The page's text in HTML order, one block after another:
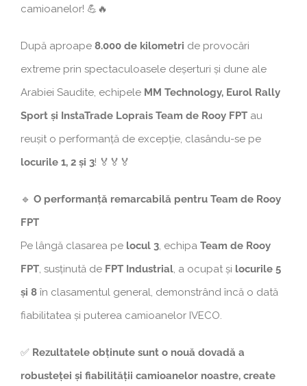
camioanelor! 💪🔥
După aproape 8.000 de kilometri de provocări
extreme prin spectaculoasele deșerturi și dune ale
Arabiei Saudite, echipele MM Technology, Eurol Rally
Sport și InstaTrade Loprais Team de Rooy FPTau
reușit o performanță de excepție, clasându-se pe
locurile 1, 2 și 3! 🏅🏅🏅
🔹 O performanță remarcabilă pentru Team de Rooy
FPT
Pe lângă clasarea pe locul 3, echipa Team de Rooy
FPT, susținută de FPT Industrial, a ocupat și locurile 5
și 8în clasamentul general, demonstrând încă o dată
fiabilitatea și puterea camioanelor IVECO.
✅ Rezultatele obținute sunt o nouă dovadă a
robusteței și fiabilității camioanelor noastre, create